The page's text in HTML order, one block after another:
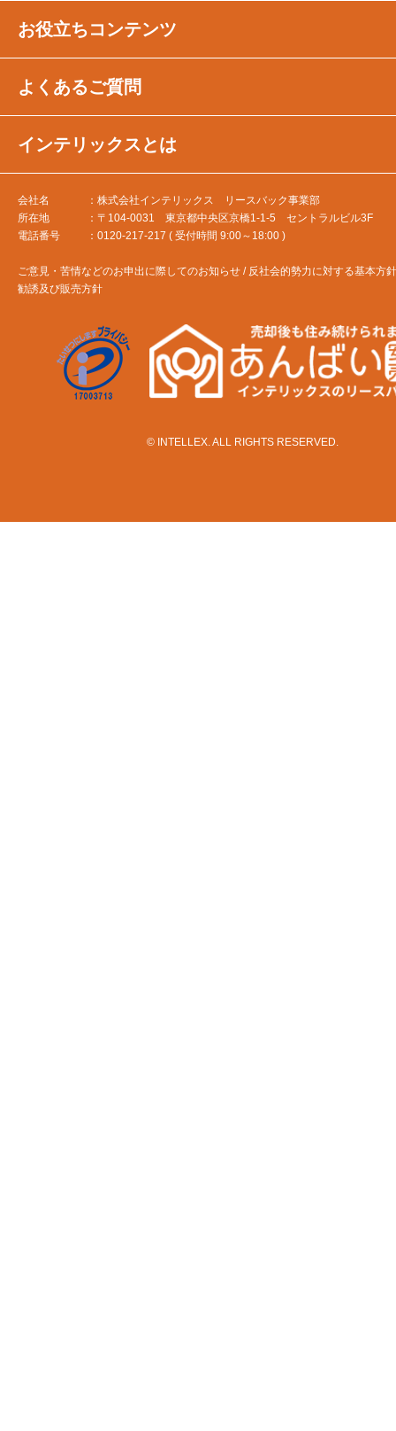
お役立ちコンテンツ
よくあるご質問
インテリックスとは
会社名
株式会社インテリックス リースバック事業部
所在地
〒104-0031 東京都中央区京橋1-1-5 セントラルビル3F
電話番号
0120-217-217 ( 受付時間 9:00～18:00 )
ご意見・苦情などのお申出に際してのお知らせ / 反社会的勢力に対する基本方針
勧誘及び販売方針
© INTELLEX. ALL RIGHTS RESERVED.